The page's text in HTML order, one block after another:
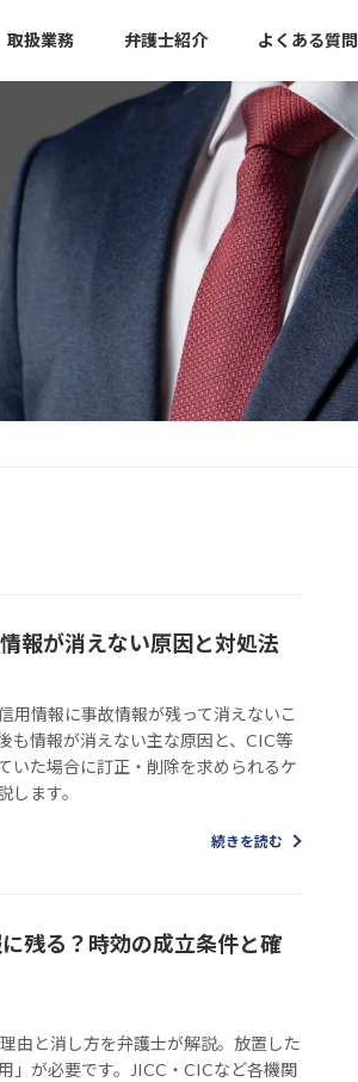
取扱業務 弁護士紹介 よくある質問
報が消えない原因と対処法
用情報に事故情報が残って消えないこ
も情報が消えない主な原因と、CIC等
いた場合に訂正・削除を求められるケ
ます。
続きを読む
残る？時効の成立条件と確
由と消し方を弁護士が解説。放置した
」が必要です。JICC・CICなど各機関